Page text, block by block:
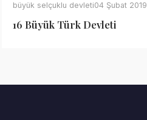
büyük selçuklu devleti04 Şubat 2019
16 Büyük Türk Devleti